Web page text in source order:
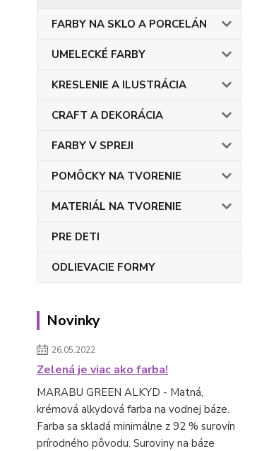
FARBY NA SKLO A PORCELÁN
UMELECKÉ FARBY
KRESLENIE A ILUSTRÁCIA
CRAFT A DEKORÁCIA
FARBY V SPREJI
POMÔCKY NA TVORENIE
MATERIÁL NA TVORENIE
PRE DETI
ODLIEVACIE FORMY
Novinky
26.05.2022
Zelená je viac ako farba!
MARABU GREEN ALKYD - Matná,
krémová alkydová farba na vodnej báze.
Farba sa skladá minimálne z 92 % surovín
prírodného pôvodu. Suroviny na báze